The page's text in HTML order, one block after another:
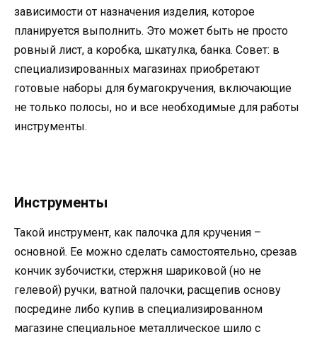
зависимости от назначения изделия, которое
планируется выполнить. Это может быть не просто
ровный лист, а коробка, шкатулка, банка. Совет: в
специализированных магазинах приобретают
готовые наборы для бумагокручения, включающие
не только полосы, но и все необходимые для работы
инструменты.
Инструменты
Такой инструмент, как палочка для кручения –
основной. Ее можно сделать самостоятельно, срезав
кончик зубочистки, стержня шариковой (но не
гелевой) ручки, ватной палочки, расщепив основу
посредине либо купив в специализированном
магазине специальное металлическое шило с